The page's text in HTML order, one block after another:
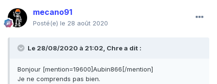
mecano91
Posté(e) le 28 août 2020
Le 28/08/2020 à 21:02, Chrea dit :
Bonjour [mention=19600]Aubin866[/mention]
Je ne comprends pas bien.